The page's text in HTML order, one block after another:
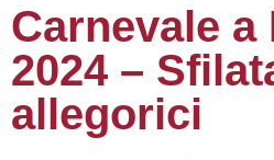
Carnevale a
2024 –
allegorici